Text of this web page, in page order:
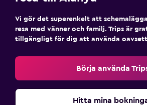
Vi gör det superenkelt att
resa med vänner och familj. Trips är
tillgängligt för dig att använda
Börja använda
Hitta mina